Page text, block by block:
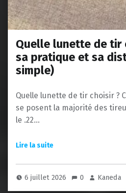
Quelle lunette de tir
sa pratique et sa
simple)
Quelle lunette de tir choisir ?
se posent la majorité des
le .22…
6 juillet 2026 0 Kaneda